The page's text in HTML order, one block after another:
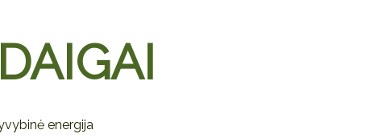
energija